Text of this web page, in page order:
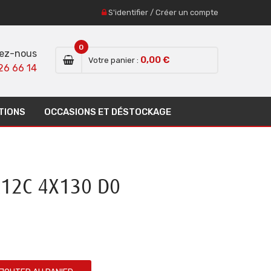
S'identifier / Créer un compte
nous
66 14
Votre panier :
0
0,00 €
OCCASIONS ET DÉSTOCKAGE
4X130 D0